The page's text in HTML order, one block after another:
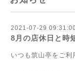
2021-07-29
8月の店休日と時
いつも筑山亭をご利